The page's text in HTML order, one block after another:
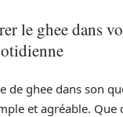
le ghee dans
de ghee dans son
et agréable. Que